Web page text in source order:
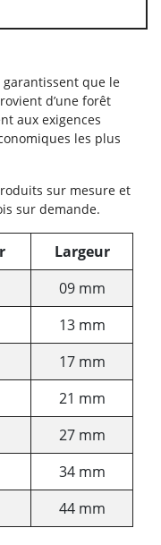
garantissent que le
d’une forêt
aux exigences
les plus
sur mesure et
sur demande.
Largeur
09 mm
13 mm
17 mm
21 mm
27 mm
34 mm
44 mm